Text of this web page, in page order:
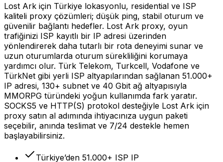
Lost Ark için Türkiye lokasyonlu, residential ve ISP
kaliteli proxy çözümleri; düşük ping, stabil oturum ve
güvenilir bağlantı hedefler. Lost Ark proxy, oyun
trafiğinizi ISP kayıtlı bir IP adresi üzerinden
yönlendirerek daha tutarlı bir rota deneyimi sunar ve
uzun oturumlarda oturum sürekliliğini korumaya
yardımcı olur. Türk Telekom, Turkcell, Vodafone ve
TürkNet gibi yerli ISP altyapılarından sağlanan 51.000+
IP adresi, 130+ subnet ve 40 Gbit ağ altyapısıyla
MMORPG türündeki yoğun kullanımda fark yaratır.
SOCKS5 ve HTTP(S) protokol desteğiyle Lost Ark için
proxy satın al adımında ihtiyacınıza uygun paketi
seçebilir, anında teslimat ve 7/24 destekle hemen
başlayabilirsiniz.
Türkiye’den 51.000+ ISP IP